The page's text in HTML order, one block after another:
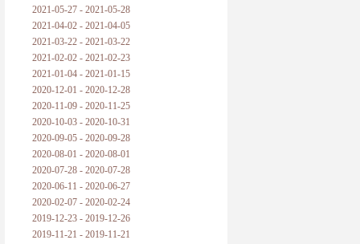
2021-05-27 - 2021-05-28
2021-04-02 - 2021-04-05
2021-03-22 - 2021-03-22
2021-02-02 - 2021-02-23
2021-01-04 - 2021-01-15
2020-12-01 - 2020-12-28
2020-11-09 - 2020-11-25
2020-10-03 - 2020-10-31
2020-09-05 - 2020-09-28
2020-08-01 - 2020-08-01
2020-07-28 - 2020-07-28
2020-06-11 - 2020-06-27
2020-02-07 - 2020-02-24
2019-12-23 - 2019-12-26
2019-11-21 - 2019-11-21